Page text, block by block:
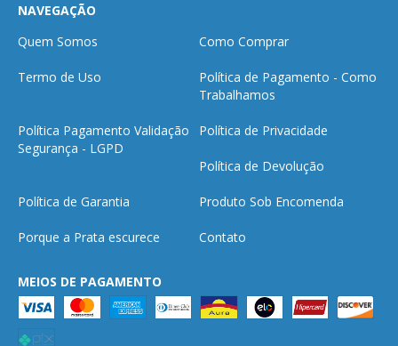
NAVEGAÇÃO
Quem Somos
Como Comprar
Termo de Uso
Política de Pagamento - Como
Trabalhamos
Política Pagamento Validação
Segurança - LGPD
Política de Privacidade
Política de Devolução
Política de Garantia Produto Sob Encomenda
Porque a Prata escurece Contato
MEIOS DE PAGAMENTO